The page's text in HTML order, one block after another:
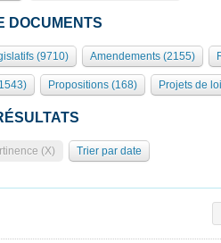
DOCUMENTS
(9710) Amendements (2155)
Propositions (168) Projets de
(X) Trier par date